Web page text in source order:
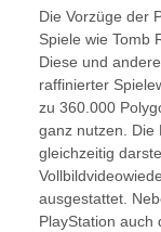
Die Vorzüge der
Spiele wie Tomb
Diese und
raffinierter
zu 360.000
ganz nutzen. Die
gleichzeitig
ausgestattet.
PlayStation auch